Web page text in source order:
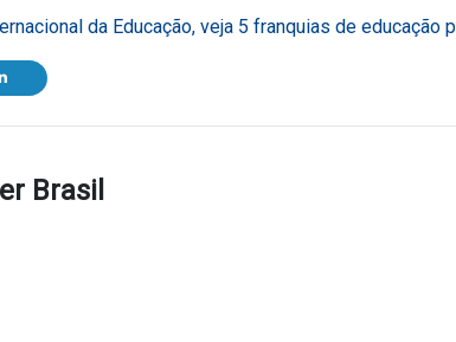
da Educação, veja 5 franquias de educação
Brasil